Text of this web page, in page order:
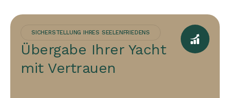
SICHERSTELLUNG IHRES SEELENFRIEDENS
Übergabe Ihrer Yacht
mit Vertrauen